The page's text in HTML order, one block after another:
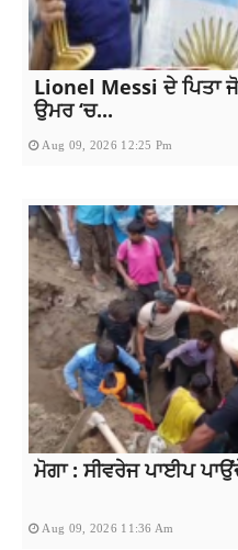
Lionel Messi ਦੇ ਪਿਤਾ
ਉਮਰ ‘ਚ...
Aug 09, 2026 12:25 Pm
ਮੋਗਾ : ਸੀਵਰੇਜ ਪਾਈਪ
Aug 09, 2026 11:36 Am